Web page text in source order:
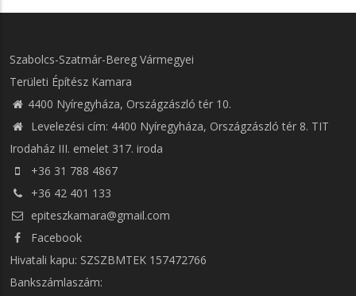
Szabolcs-Szatmár-Bereg Vármegyei
Területi Építész Kamara
4400 Nyíregyháza, Országzászló tér 10.
Levelezési cím: 4400 Nyíregyháza, Országzászló tér 8. TIT
Irodaház III. emelet 317. iroda
+36 31 788 4867
+36 42 401 133
epiteszkamara@gmail.com
Facebook
Hivatali kapu: SZSZBMTEK 157472766
Bankszámlaszám: